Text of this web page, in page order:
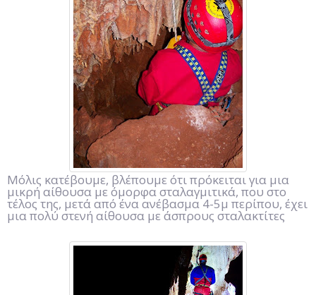
Μόλις κατέβουμε, βλέπουμε ότι πρόκειται για μια
μικρή αίθουσα με όμορφα σταλαγμιτικά, που στο
τέλος της, μετά από ένα ανέβασμα 4-5μ περίπου, έχει
μια πολύ στενή αίθουσα με άσπρους σταλακτίτες